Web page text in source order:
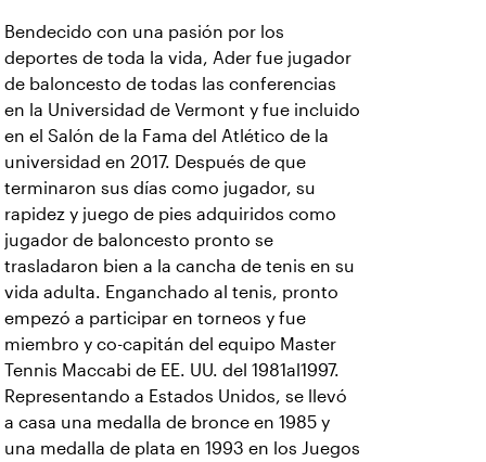
Bendecido con una pasión por los
deportes de toda la vida, Ader fue jugador
de baloncesto de todas las conferencias
en la Universidad de Vermont y fue incluido
en el Salón de la Fama del Atlético de la
universidad en 2017. Después de que
terminaron sus días como jugador, su
rapidez y juego de pies adquiridos como
jugador de baloncesto pronto se
trasladaron bien a la cancha de tenis en su
vida adulta. Enganchado al tenis, pronto
empezó a participar en torneos y fue
miembro y co-capitán del equipo Master
Tennis Maccabi de EE. UU. del 1981al1997.
Representando a Estados Unidos, se llevó
a casa una medalla de bronce en 1985 y
una medalla de plata en 1993 en los Juegos